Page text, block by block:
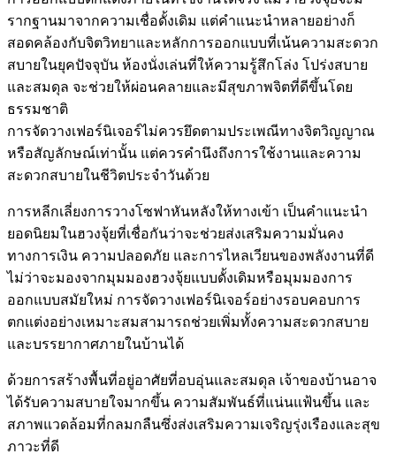
รากฐานมาจากความเชื่อดั้งเดิม แต่คำแนะนำหลายอย่างก็
สอดคล้องกับจิตวิทยาและหลักการออกแบบที่เน้นความสะดวก
สบายในยุคปัจจุบัน ห้องนั่งเล่นที่ให้ความรู้สึกโล่ง โปร่งสบาย
และสมดุล จะช่วยให้ผ่อนคลายและมีสุขภาพจิตที่ดีขึ้นโดย
ธรรมชาติ
การจัดวางเฟอร์นิเจอร์ไม่ควรยึดตามประเพณีทางจิตวิญญาณ
หรือสัญลักษณ์เท่านั้น แต่ควรคำนึงถึงการใช้งานและความ
สะดวกสบายในชีวิตประจำวันด้วย
การหลีกเลี่ยงการวางโซฟาหันหลังให้ทางเข้า เป็นคำแนะนำ
ยอดนิยมในฮวงจุ้ยที่เชื่อกันว่าจะช่วยส่งเสริมความมั่นคง
ทางการเงิน ความปลอดภัย และการไหลเวียนของพลังงานที่ดี
ไม่ว่าจะมองจากมุมมองฮวงจุ้ยแบบดั้งเดิมหรือมุมมองการ
ออกแบบสมัยใหม่ การจัดวางเฟอร์นิเจอร์อย่างรอบคอบการ
ตกแต่งอย่างเหมาะสมสามารถช่วยเพิ่มทั้งความสะดวกสบาย
และบรรยากาศภายในบ้านได้
ด้วยการสร้างพื้นที่อยู่อาศัยที่อบอุ่นและสมดุล เจ้าของบ้านอาจ
ได้รับความสบายใจมากขึ้น ความสัมพันธ์ที่แน่นแฟ้นขึ้น และ
สภาพแวดล้อมที่กลมกลืนซึ่งส่งเสริมความเจริญรุ่งเรืองและสุข
ภาวะที่ดี